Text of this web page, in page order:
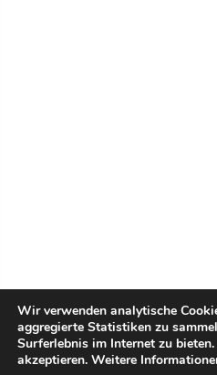
Wir verwenden analytische
aggregierte Statistiken zu
Surferlebnis im Internet zu
akzeptieren. Weitere